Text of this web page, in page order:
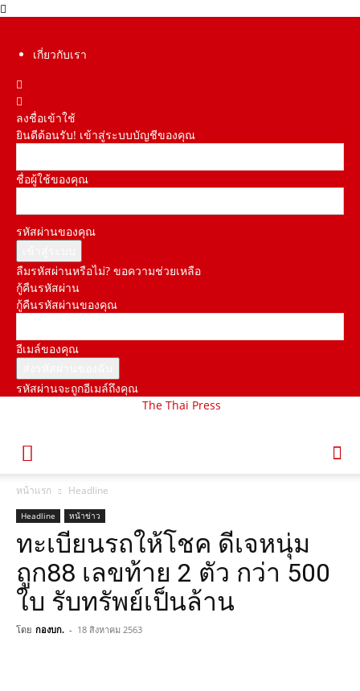
เกี่ยวกับเรา
ลงชื่อเข้าใช้
ยินดีต้อนรับ! เข้าสู่ระบบบัญชีของคุณ
ชื่อผู้ใช้ของคุณ
รหัสผ่านของคุณ
ลืมรหัสผ่านหรือไม่? ขอความช่วยเหลือ
กู้คืนรหัสผ่าน
กู้คืนรหัสผ่านของคุณ
อีเมล์ของคุณ
รหัสผ่านจะถูกอีเมล์ถึงคุณ
The Thai Press
หน้าแรก Headline
Headline หน้าข่าว
ทะเบียนรถให้โชค ดีเจหนุ่ม
ถูก88 เลขท้าย 2 ตัว กว่า 500
ใบ รับทรัพย์เป็นล้าน
โดย กองบก. - 18 สิงหาคม 2563